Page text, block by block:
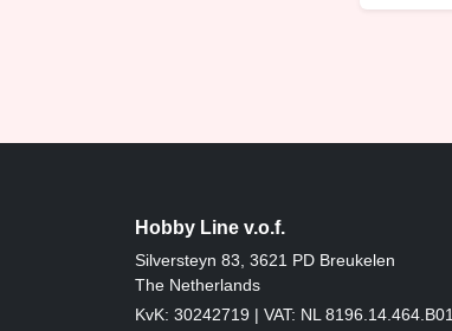
Hobby Line v.o.f.
Silversteyn 83, 3621 PD Breukelen
The Netherlands
KvK: 30242719 | VAT: NL 8196.14.464.B01